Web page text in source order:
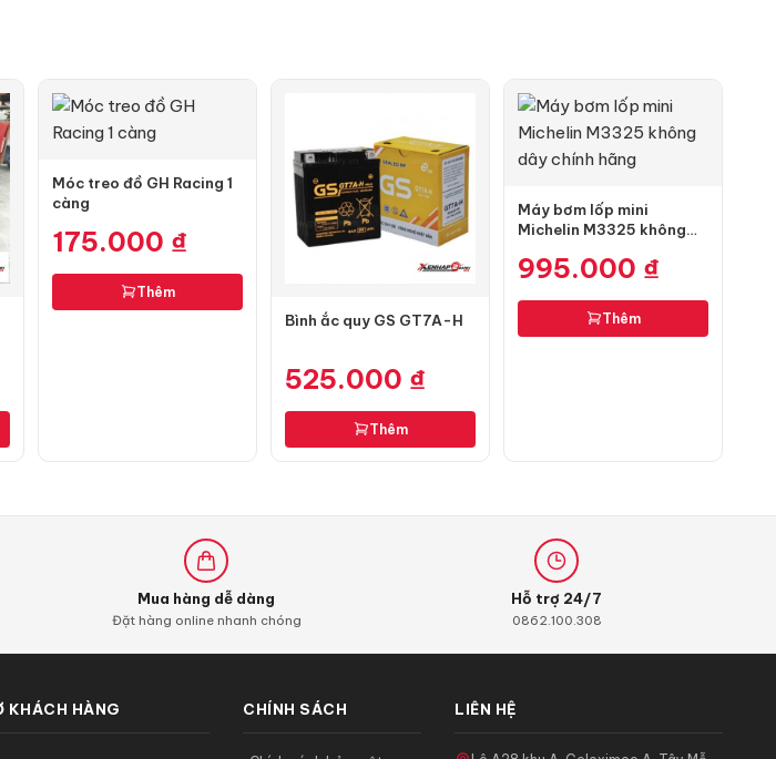
Móc treo đồ GH Racing 1
càng
175.000 ₫
Thêm
Bình ắc quy GS GT7A-H
525.000 ₫
Thêm
Máy bơm lốp mini
Michelin M3325 không
995.000 ₫
Thêm
Mua hàng dễ dàng
Đặt hàng online nhanh chóng
Hỗ trợ 24/7
0862.100.308
KHÁCH HÀNG CHÍNH SÁCH LIÊN HỆ